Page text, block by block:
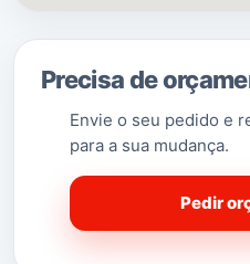
(Saber Mais…)
Precisa de
Envie o seu pedido e
para a sua mudança.
Pedir